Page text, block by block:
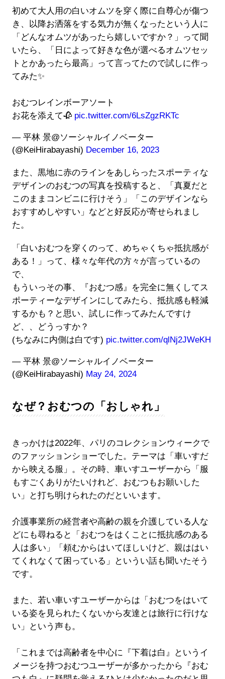
初めて大人用の白いオムツを穿く際に自尊心が傷つ
き、以降お洒落をする気力が無くなったという人に
「どんなオムツがあったら嬉しいですか？」って聞
いたら、「日によって好きな色が選べるオムツセッ
トとかあったら最高」って言ってたので試しに作っ
てみた✨
おむつレインボーアソート
お花を添えて🥀 pic.twitter.com/6LsZgzRKTc
— 平林 景@ソーシャルイノベーター
(@KeiHirabayashi) December 16, 2023
また、黒地に赤のラインをあしらったスポーティな
デザインのおむつの写真を投稿すると、「真夏だと
このままコンビニに行けそう」「このデザインなら
おすすめしやすい」などと好反応が寄せられまし
た。
「白いおむつを穿くのって、めちゃくちゃ抵抗感が
ある！」って、様々な年代の方々が言っているの
で、
もういっその事、『おむつ感』を完全に無くしてス
ポーティーなデザインにしてみたら、抵抗感も軽減
するかも？と思い、試しに作ってみたんですけ
ど、、どうっすか？
(ちなみに内側は白です) pic.twitter.com/qlNj2JWeKH
— 平林 景@ソーシャルイノベーター
(@KeiHirabayashi) May 24, 2024
なぜ？おむつの「おしゃれ」
きっかけは2022年、パリのコレクションウィークで
のファッションショーでした。テーマは「車いすだ
から映える服」。その時、車いすユーザーから「服
もすごくありがたいけれど、おむつもお願いした
い」と打ち明けられたのだといいます。
介護事業所の経営者や高齢の親を介護している人な
どにも尋ねると「おむつをはくことに抵抗感のある
人は多い」「頼むからはいてほしいけど、親ははい
てくれなくて困っている」というい話も聞いたそう
です。
また、若い車いすユーザーからは「おむつをはいて
いる姿を見られたくないから友達とは旅行に行けな
い」という声も。
「これまでは高齢者を中心に『下着は白』というイ
メージを持つおむつユーザーが多かったから『おむ